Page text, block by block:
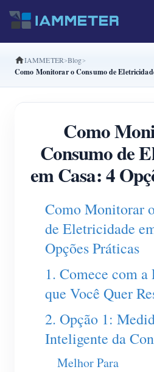
Produtos
Trifásico Medidor de
Trifásico Medidor de
Trifásico Medidor de
Controlador de
IAMMETER Cloud Pro
Serviço de hospedagem
Carregador EV
IAMMETER Simulator
Medidor virtual
Sistema de previsão e
IAMMETER Blog
Como Monitorar o Consumo de
Como
Consumo de
em Casa: 4
Como Monitorar
de Eletricidade
Opções Práticas
1. Comece com a
que Você Quer
2. Opção 1:
Inteligente da
Melhor Para